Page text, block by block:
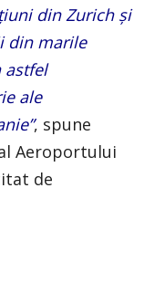
din Zurich şi
din marile
astfel
ale
, spune
Aeroportului
de